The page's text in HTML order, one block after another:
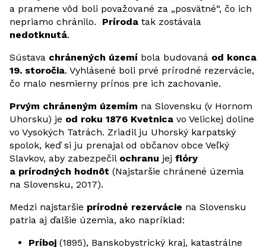
a pramene vôd boli považované za „posvätné“, čo ich
nepriamo chránilo. Príroda tak zostávala
nedotknutá.
Sústava chránených území bola budovaná od konca
19. storočia. Vyhlásené boli prvé prírodné rezervácie,
čo malo nesmierny prínos pre ich zachovanie.
Prvým chráneným územím na Slovensku (v Hornom
Uhorsku) je od roku 1876 Kvetnica vo Velickej doline
vo Vysokých Tatrách. Zriadil ju Uhorský karpatský
spolok, keď si ju prenajal od občanov obce Veľký
Slavkov, aby zabezpečil ochranu jej flóry
a prírodných hodnôt (Najstaršie chránené územia
na Slovensku, 2017).
Medzi najstaršie prírodné rezervácie na Slovensku
patria aj ďalšie územia, ako napríklad:
Príboj (1895), Banskobystrický kraj, katastrálne